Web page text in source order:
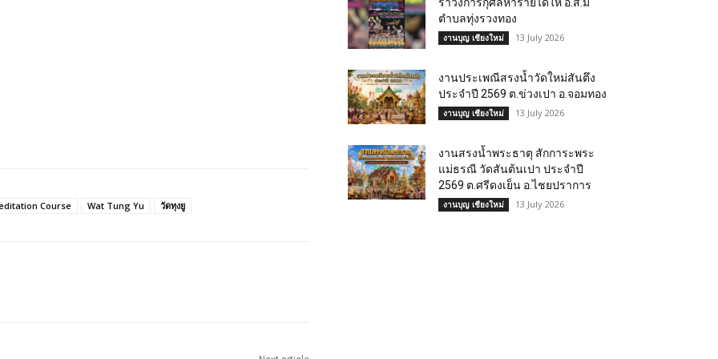
Course Wat Tung Yu วัดทุงยู
ตำบลทุ่งรวงทอง
งานบุญ เชียงใหม่ 13 July 2026
งานประเพณีสรงน้ำวัดใหม่สันตึง
ประจำปี 2569 ต.ข่วงเปา อ.จอมทอง
งานบุญ เชียงใหม่ 13 July 2026
งานสรงน้ำพระธาตุ สักการะพระ
แม่ธรณี วัดสันต้นเปา ประจำปี
2569 ต.ศรีดงเย็น อ.ไชยปราการ
งานบุญ เชียงใหม่ 13 July 2026